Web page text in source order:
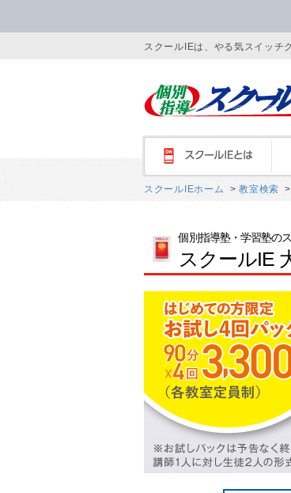
スクールIEは、やる気スイッチ
スクールIEとは
スクールIEホーム>教室検索>
個別指導塾・学習塾の
スクールIE